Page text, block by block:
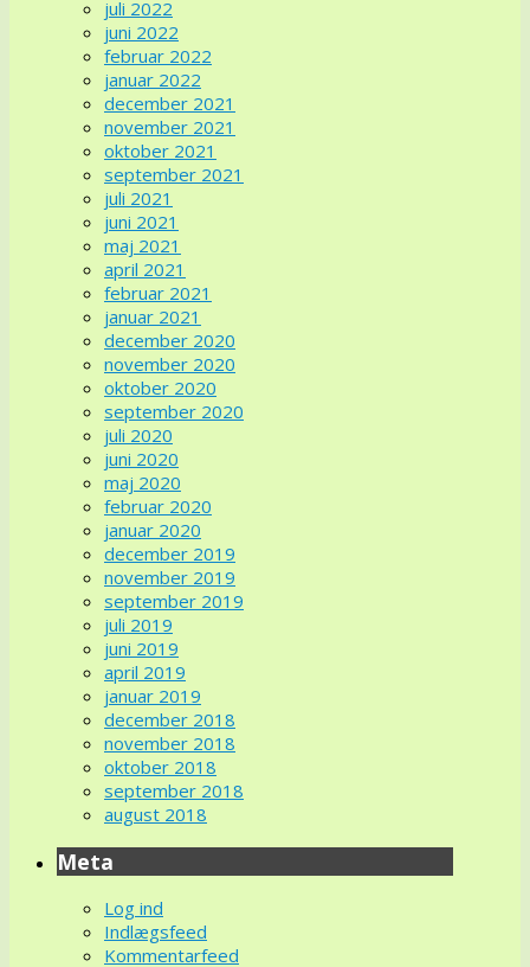
juli 2022
juni 2022
februar 2022
januar 2022
december 2021
november 2021
oktober 2021
september 2021
juli 2021
juni 2021
maj 2021
april 2021
februar 2021
januar 2021
december 2020
november 2020
oktober 2020
september 2020
juli 2020
juni 2020
maj 2020
februar 2020
januar 2020
december 2019
november 2019
september 2019
juli 2019
juni 2019
april 2019
januar 2019
december 2018
november 2018
oktober 2018
september 2018
august 2018
Meta
Log ind
Indlægsfeed
Kommentarfeed